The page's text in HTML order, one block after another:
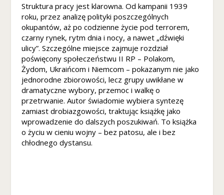
Struktura pracy jest klarowna. Od kampanii 1939
roku, przez analizę polityki poszczególnych
okupantów, aż po codzienne życie pod terrorem,
czarny rynek, rytm dnia i nocy, a nawet „dźwięki
ulicy”. Szczególne miejsce zajmuje rozdział
poświęcony społeczeństwu II RP – Polakom,
Żydom, Ukraińcom i Niemcom – pokazanym nie jako
jednorodne zbiorowości, lecz grupy uwikłane w
dramatyczne wybory, przemoc i walkę o
przetrwanie. Autor świadomie wybiera syntezę
zamiast drobiazgowości, traktując książkę jako
wprowadzenie do dalszych poszukiwań. To książka
o życiu w cieniu wojny – bez patosu, ale i bez
chłodnego dystansu.
e
ti
n
g
U
d
o
st
ę
p
ni
aj
ą